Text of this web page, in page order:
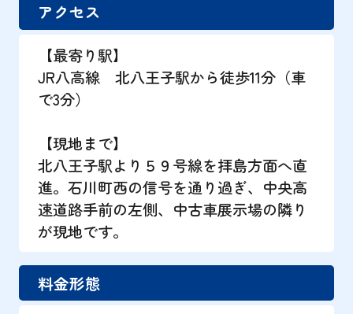
アクセス
【最寄り駅】
JR八高線 北八王子駅から徒歩11分（車
で3分）
【現地まで】
北八王子駅より５９号線を拝島方面へ直
進。石川町西の信号を通り過ぎ、中央高
速道路手前の左側、中古車展示場の隣り
が現地です。
料金形態